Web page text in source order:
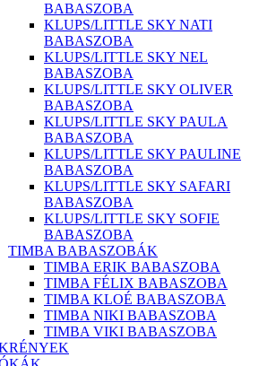
BABASZOBA
KLUPS/LITTLE SKY NATI
BABASZOBA
KLUPS/LITTLE SKY NEL
BABASZOBA
KLUPS/LITTLE SKY OLIVER
BABASZOBA
KLUPS/LITTLE SKY PAULA
BABASZOBA
KLUPS/LITTLE SKY PAULINE
BABASZOBA
KLUPS/LITTLE SKY SAFARI
BABASZOBA
KLUPS/LITTLE SKY SOFIE
BABASZOBA
TIMBA BABASZOBÁK
TIMBA ERIK BABASZOBA
TIMBA FÉLIX BABASZOBA
TIMBA KLOÉ BABASZOBA
TIMBA NIKI BABASZOBA
TIMBA VIKI BABASZOBA